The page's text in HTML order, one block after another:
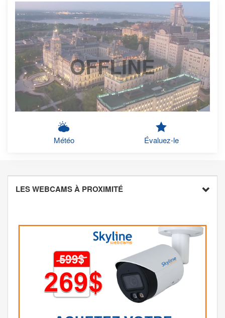
OFFLINE
Météo Évaluez-le
LES WEBCAMS À PROXIMITÉ